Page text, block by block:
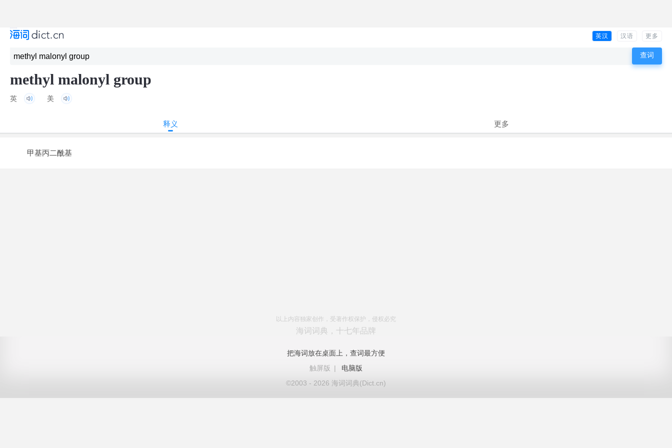
英汉 汉语 更多
methyl malonyl group
英 美
释义 更多
甲基丙二酰基
以上内容独家创作，受著作权保护，侵权必究
海词词典，十七年品牌
把海词放在桌面上，查词最方便
触屏版
|
电脑版
©2003 - 2026 海词词典(Dict.cn)